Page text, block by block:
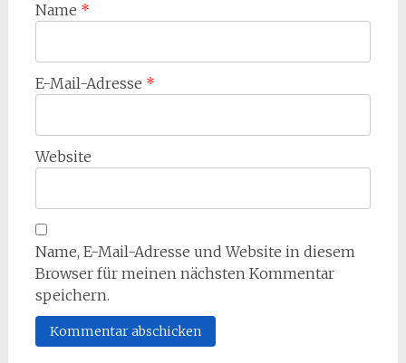
Name *
E-Mail-Adresse *
Website
Name, E-Mail-Adresse und Website in diesem
Browser für meinen nächsten Kommentar
speichern.